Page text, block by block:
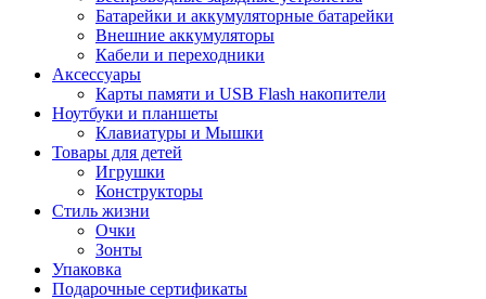
Батарейки и аккумуляторные батарейки
Внешние аккумуляторы
Кабели и переходники
Аксессуары
Карты памяти и USB Flash накопители
Ноутбуки и планшеты
Клавиатуры и Мышки
Товары для детей
Игрушки
Конструкторы
Стиль жизни
Очки
Зонты
Упаковка
Подарочные сертификаты